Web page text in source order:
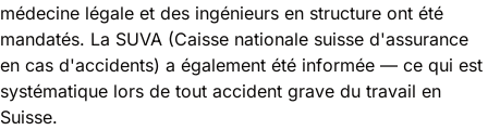
médecine légale et des ingénieurs en structure ont été
mandatés. La SUVA (Caisse nationale suisse d'assurance
en cas d'accidents) a également été informée — ce qui est
systématique lors de tout accident grave du travail en
Suisse.